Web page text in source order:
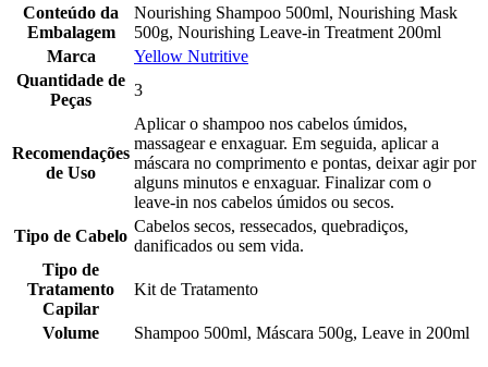
Conteúdo da
Embalagem
Nourishing Shampoo 500ml, Nourishing Mask
500g, Nourishing Leave-in Treatment 200ml
Marca
Yellow Nutritive
Quantidade de
Peças
3
Recomendações
de Uso
Aplicar o shampoo nos cabelos úmidos,
massagear e enxaguar. Em seguida, aplicar a
máscara no comprimento e pontas, deixar agir por
alguns minutos e enxaguar. Finalizar com o
leave-in nos cabelos úmidos ou secos.
Tipo de Cabelo
Cabelos secos, ressecados, quebradiços,
danificados ou sem vida.
Tipo de
Tratamento
Capilar
Kit de Tratamento
Volume Shampoo 500ml, Máscara 500g, Leave in 200ml